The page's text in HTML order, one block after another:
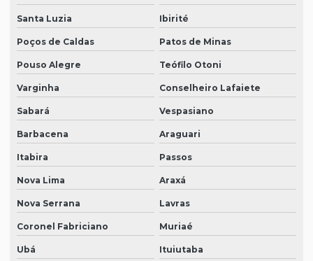
Santa Luzia Ibirité
Poços de Caldas Patos de Minas
Pouso Alegre Teófilo Otoni
Varginha Conselheiro Lafaiete
Sabará Vespasiano
Barbacena Araguari
Itabira Passos
Nova Lima Araxá
Nova Serrana Lavras
Coronel Fabriciano Muriaé
Ubá Ituiutaba